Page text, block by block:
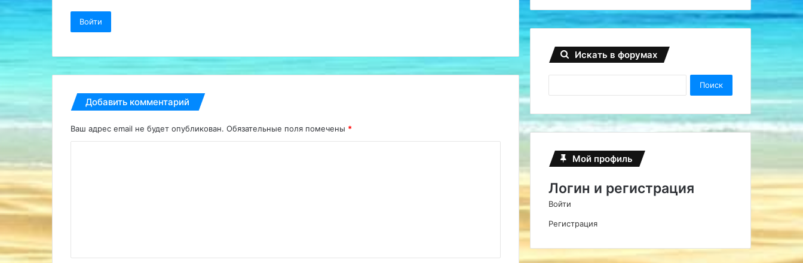
Войти
Добавить комментарий
Ваш адрес email не будет опубликован. Обязательные поля помечены *
т
Искать в форумах
Мой профиль
Логин и регистрация
Войти
Регистрация